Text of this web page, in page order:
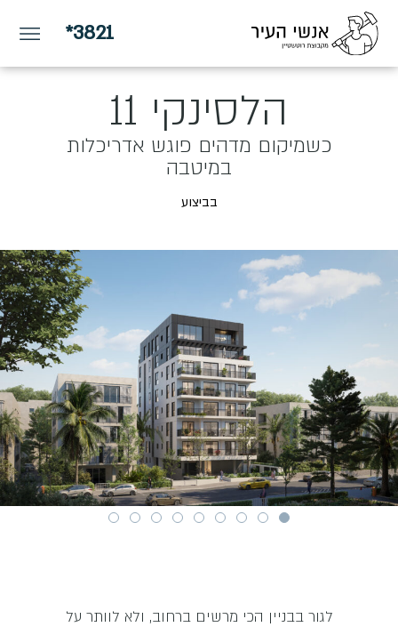
*3821
הלסינקי 11
כשמיקום מדהים פוגש אדריכלות
במיטבה
בביצוע
לגור בבניין הכי מרשים ברחוב, ולא לוותר על